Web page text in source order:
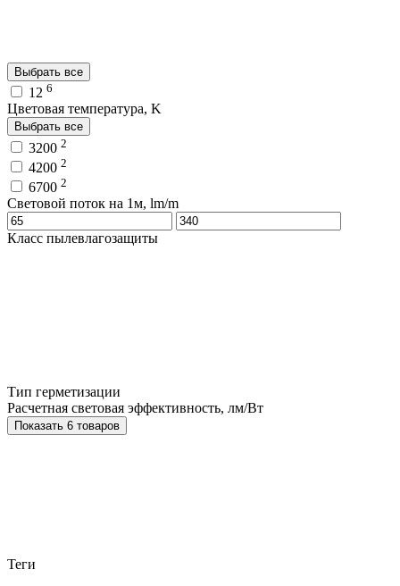
Выбрать все
12 6
Цветовая температура, K
Выбрать все
3200 2
4200 2
6700 2
Световой поток на 1м, lm/m
Класс пылевлагозащиты
Тип герметизации
Расчетная световая эффективность, лм/Вт
Показать 6 товаров
Теги